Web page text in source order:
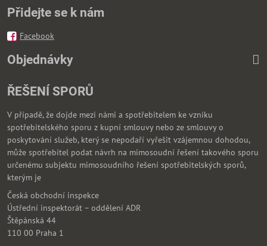
Přidejte se k nám
Facebook
Objednávky
ŘEŠENÍ SPORŮ
V případě, že dojde mezi námi a spotřebitelem ke vzniku
spotřebitelského sporu z kupní smlouvy nebo ze smlouvy o
poskytování služeb, který se nepodaří vyřešit vzájemnou dohodou,
může spotřebitel podat návrh na mimosoudní řešení takového sporu
určenému subjektu mimosoudního řešení spotřebitelských sporů,
kterým je
Česká obchodní inspekce
Ústřední inspektorát – oddělení ADR
Štěpánská 44
110 00 Praha 1